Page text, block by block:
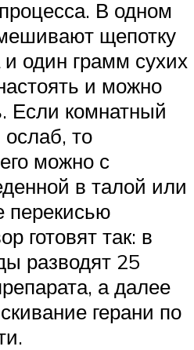
В одном
щепотку
и один грамм сухих
и можно
Если комнатный
то
можно с
в талой или
перекисью
готовят так: в
разводят 25
а далее
герани по